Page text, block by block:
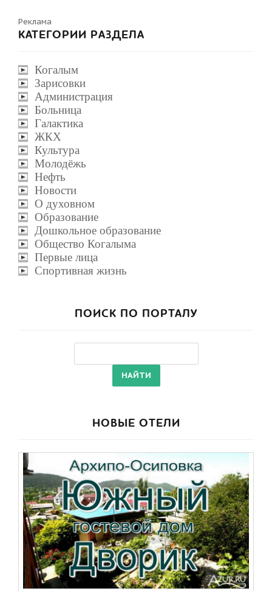
Реклама
КАТЕГОРИИ РАЗДЕЛА
Когалым
Зарисовки
Администрация
Больница
Галактика
ЖКХ
Культура
Молодёжь
Нефть
Новости
О духовном
Образование
Дошкольное образование
Общество Когалыма
Первые лица
Спортивная жизнь
ПОИСК ПО ПОРТАЛУ
НОВЫЕ ОТЕЛИ